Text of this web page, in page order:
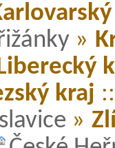
»
kraj
»